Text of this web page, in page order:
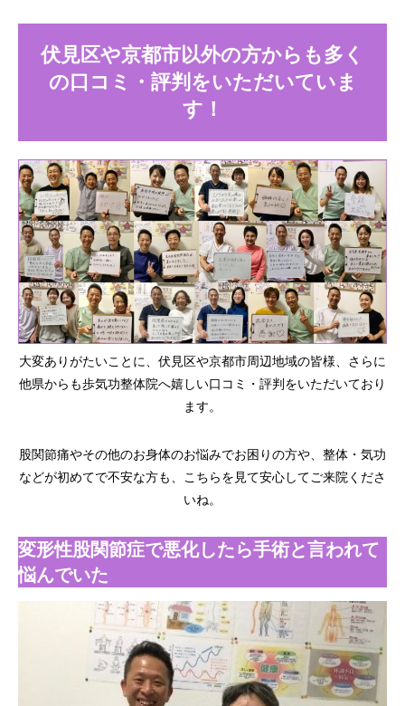
伏見区や京都市以外の方からも多く
の口コミ・評判をいただいていま
す！
大変ありがたいことに、伏見区や京都市周辺地域の皆様、さらに
他県からも歩気功整体院へ嬉しい口コミ・評判をいただいており
ます。
股関節痛やその他のお身体のお悩みでお困りの方や、整体・気功
などが初めてで不安な方も、こちらを見て安心してご来院くださ
いね。
変形性股関節症で悪化したら手術と言われて
悩んでいた